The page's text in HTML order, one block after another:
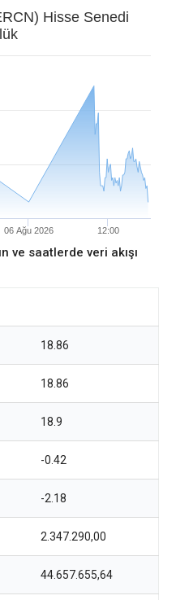
Hisse Senedi
06 Ağu 2026 12:00
ve saatlerde veri akışı
18.86
18.86
18.9
-0.42
-2.18
2.347.290,00
44.657.655,64